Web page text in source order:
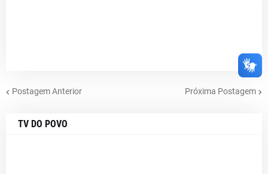
Postagem Anterior Próxima Postagem
TV DO POVO